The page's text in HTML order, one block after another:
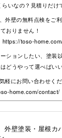
いなの？見積りだけ
外壁の無料点検をご利
おりません！
https://toso-
ションしたい、塗
どうやって選べばい
にお問い合わせくだ
home.com/contact/
外壁塗装・屋根